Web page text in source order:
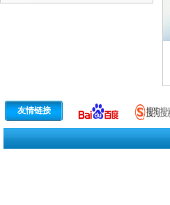
友情链接